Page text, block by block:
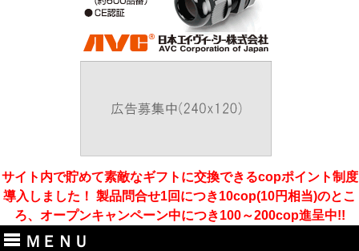
サイト内で貯めて素敵なギフトに交換できるcopポイント制度
導入しました！ 製品問合せ1回につき10cop(10円相当)のとこ
ろ、オープンキャンペーン中につき100～200cop進呈中!!
ＭＥＮＵ